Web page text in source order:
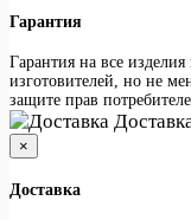
Гарантия
Гарантия на все изделия
изготовителей, но не
защите прав
×
Доставка